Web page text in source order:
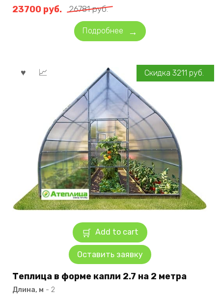
26781руб.
23700 руб.
Подробнее
Add to cart
Оставить заявку
Скидка 3211 руб.
Теплица в форме капли 2.7 на 2 метра
Длина, м - 2